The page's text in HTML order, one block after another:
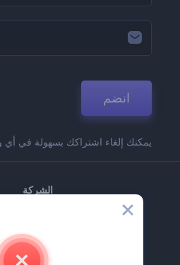
انضم
يمكنك إلغاء اشتراكك بسهولة في
الشركة
اتصل بنا
وظائف